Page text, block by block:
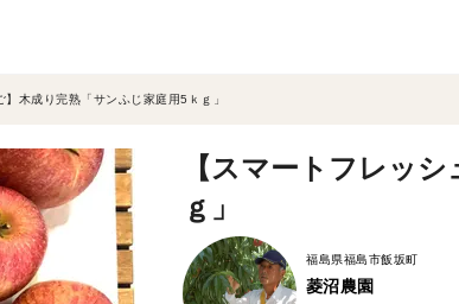
】木成り完熟「サンふじ家庭用5ｋｇ」
【スマートフレッ
ｇ」
福島県福島市飯坂町
菱沼農園